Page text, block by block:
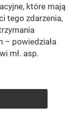
które mają
tego zdarzenia,
– powiedziała
mł. asp.